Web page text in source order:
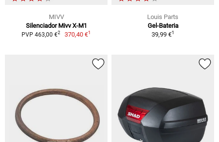
MIVV
Silenciador Mivv X-M1
PVP 463,00 €2 370,40 €1
Louis Parts
Gel-Bateria
39,99 €1